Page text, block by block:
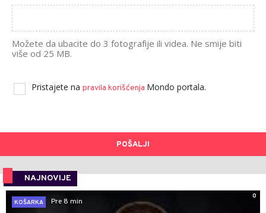
Možete da ubacite do 3 fotografije ili videa. Ne smije biti
više od 25 MB.
Pristajete na pravila korišćenja Mondo portala.
POŠALJI
NAJNOVIJE
0
KOŠARKA
Pre 8 min